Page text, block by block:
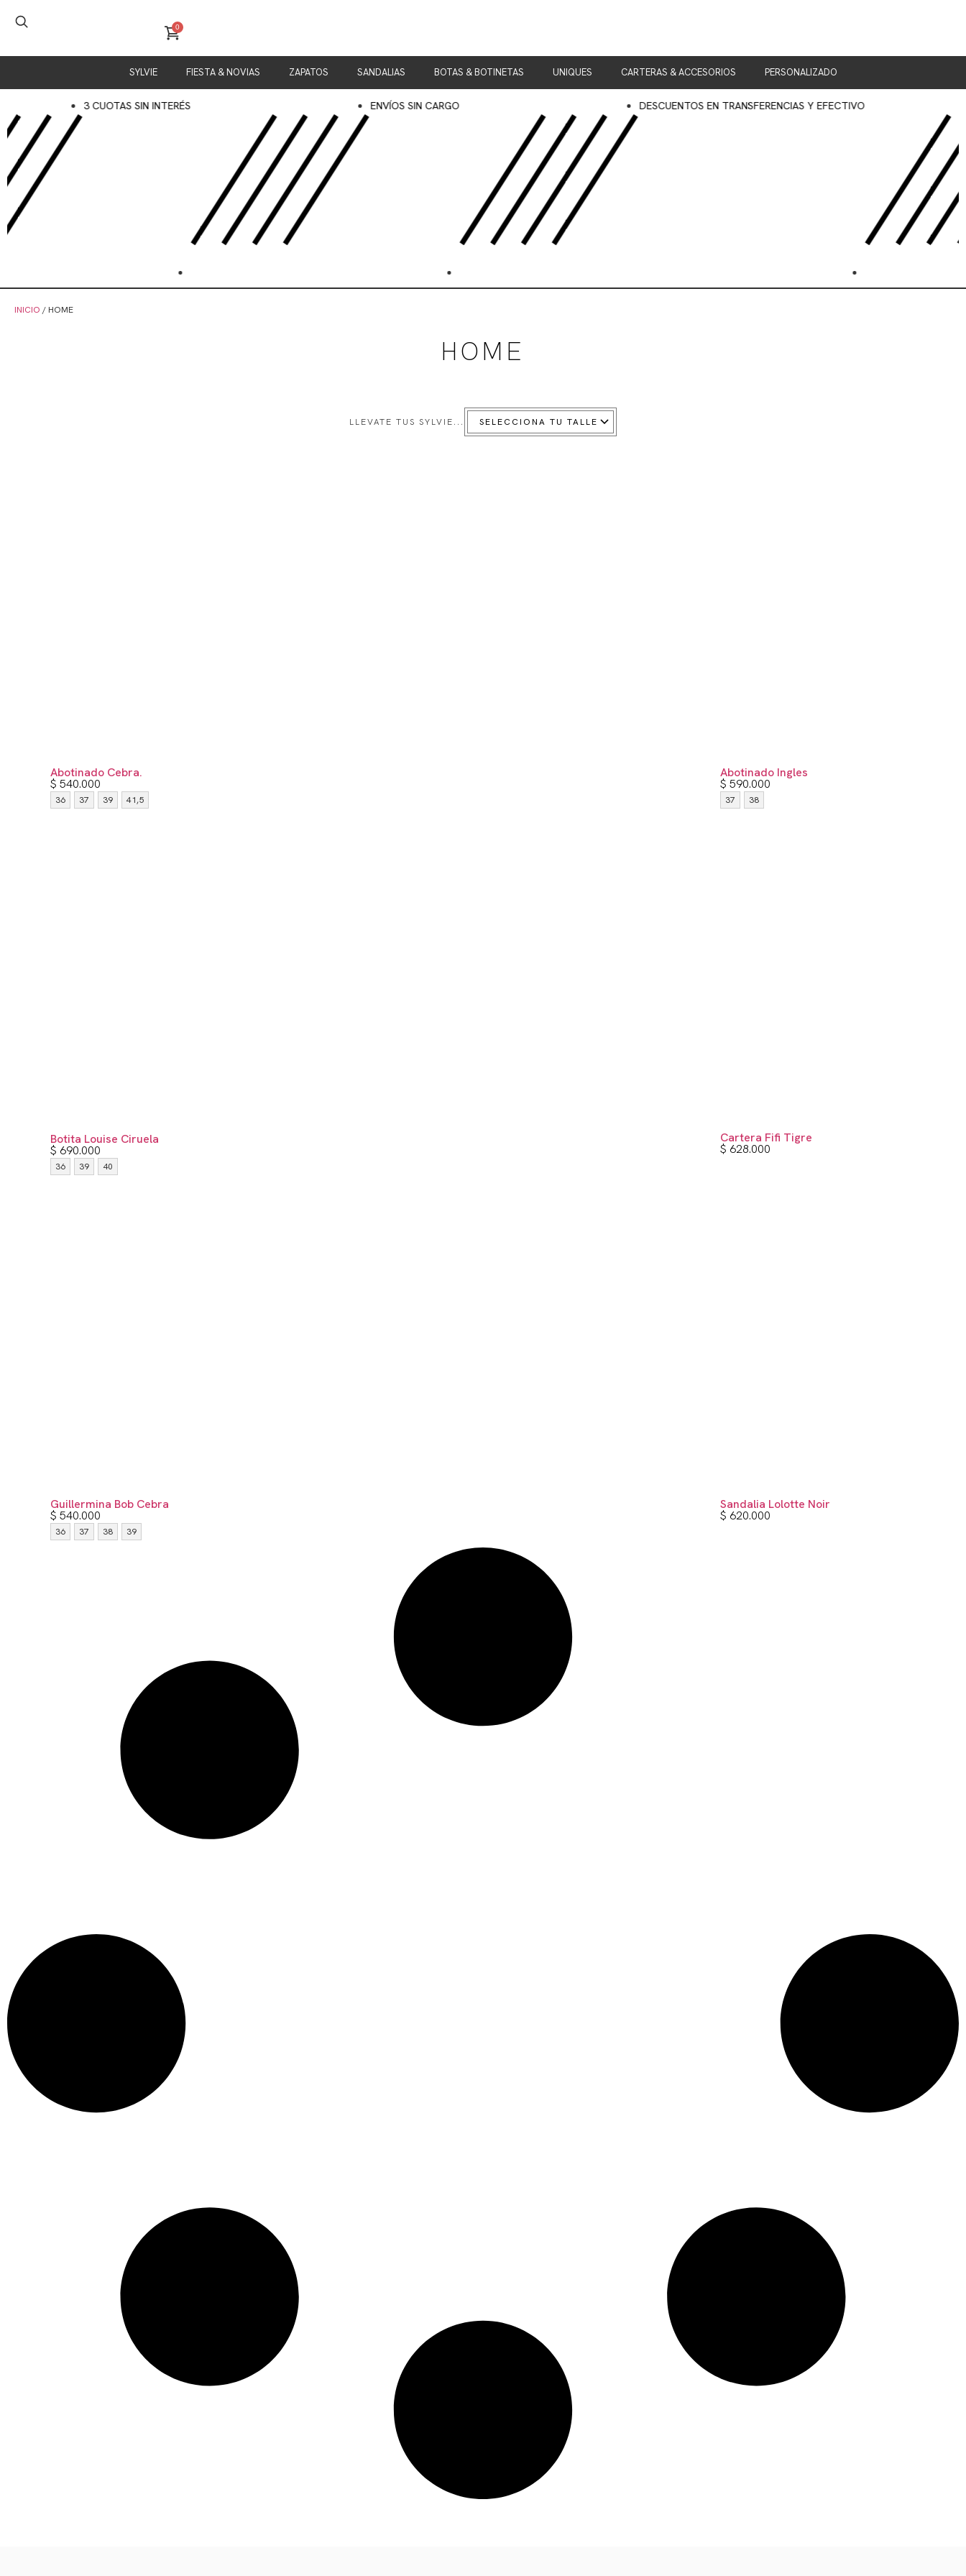
0
SYLVIE FIESTA & NOVIAS ZAPATOS SANDALIAS BOTAS & BOTINETAS UNIQUES CARTERAS & ACCESORIOS PERSONALIZADO
3 CUOTAS SIN INTERÉS ENVÍOS SIN CARGO DESCUENTOS EN TRANSFERENCIAS Y EFECTIVO
INICIO / HOME
HOME
LLEVATE TUS SYLVIE...
Abotinado Cebra.
$ 540.000
36 37 39 41,5
Abotinado Ingles
$ 590.000
37 38
Botita Louise Ciruela
$ 690.000
36 39 40
Cartera Fifi Tigre
$ 628.000
Guillermina Bob Cebra
$ 540.000
36 37 38 39
Sandalia Lolotte Noir
$ 620.000